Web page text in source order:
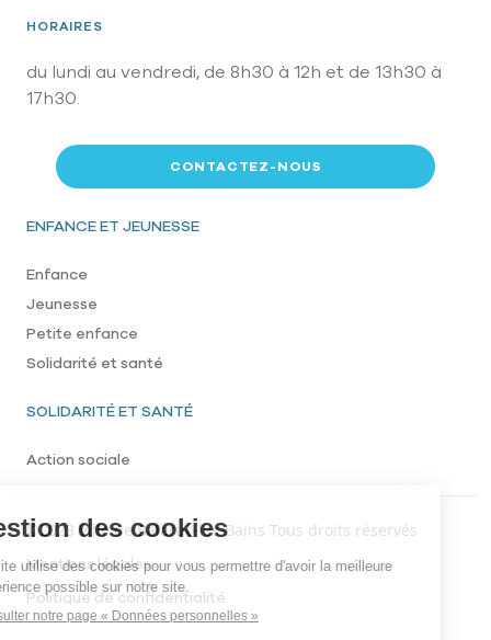
HORAIRES
du lundi au vendredi, de 8h30 à 12h et de 13h30 à
17h30.
CONTACTEZ-NOUS
Pied de page
ENFANCE ET JEUNESSE
Enfance
Jeunesse
Petite enfance
Solidarité et santé
SOLIDARITÉ ET SANTÉ
Action sociale
Menu footer bottom
©2023 Ville de Balaruc-les-Bains Tous droits réservés
Mentions légales
Politique de confidentialité